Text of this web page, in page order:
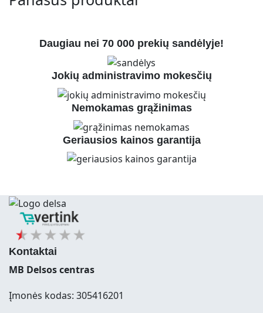
Daugiau nei 70 000 prekių sandėlyje!
Jokių administravimo mokesčių
Nemokamas grąžinimas
Geriausios kainos garantija
Kontaktai
MB Delsos centras
Įmonės kodas: 305416201